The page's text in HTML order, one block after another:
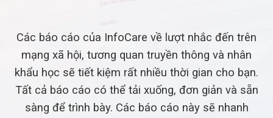
Các báo cáo của InfoCare về lượt nhắc đến trên
mạng xã hội, tương quan truyền thông và nhân
khẩu học sẽ tiết kiệm rất nhiều thời gian cho bạn.
Tất cả báo cáo có thể tải xuống, đơn giản và sẵn
sàng để trình bày. Các báo cáo này sẽ nhanh